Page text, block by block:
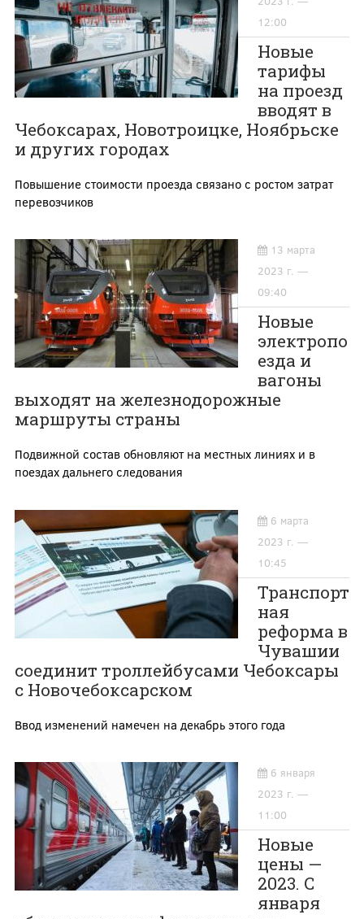
12:00
Новые
тарифы
на проезд
вводят в
Чебоксарах, Новотроицке, Ноябрьске
и других городах
Повышение стоимости проезда связано с ростом затрат
перевозчиков
13 марта
2023 г. —
09:40
Новые
электропо
езда и
вагоны
выходят на железнодорожные
маршруты страны
Подвижной состав обновляют на местных линиях и в
поездах дальнего следования
6 марта
2023 г. —
10:45
Транспорт
ная
реформа в
Чувашии
соединит троллейбусами Чебоксары
с Новочебоксарском
Ввод изменений намечен на декабрь этого года
6 января
2023 г. —
11:00
Новые
цены —
2023. С
января